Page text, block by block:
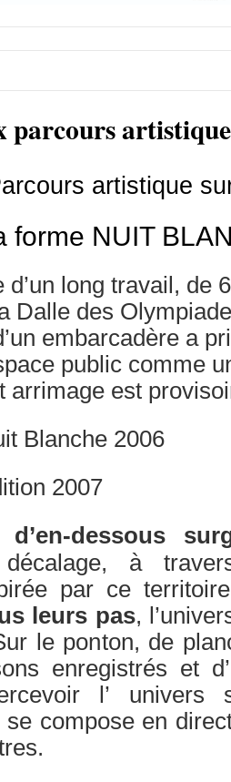
parcours
artistique
forme NUIT
d’un long travail, de
Dalle des
embarcadère a
public comme
arrimage est
Blanche 2006
2007
dessous
à
par ce
leurs pas,
le ponton, de
enregistrés et
l’ univers
se compose en